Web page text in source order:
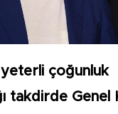
yeterli çoğunluk
takdirde Genel